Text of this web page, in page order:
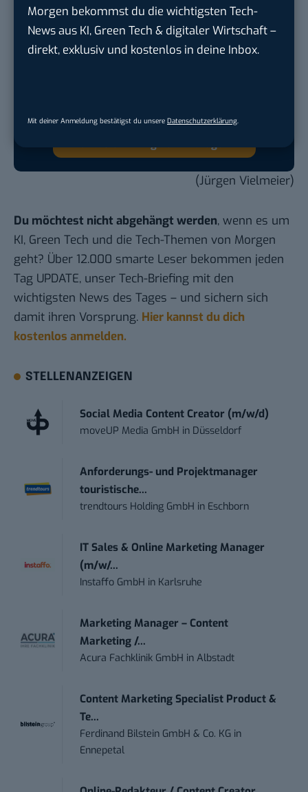
Morgen bekommst du die wichtigsten Tech-
News aus KI, Green Tech & digitaler Wirtschaft –
direkt, exklusiv und kostenlos in deine Inbox.
Mit deiner Anmeldung bestätigst du unsere Datenschutzerklärung
Google lässt dich jetzt selbst bestimmen,
welche Quellen du in der Suche häufiger
Tech-Journalismus unterstützen. Vielen Dank!
(Jürgen Vielmeier)
Du möchtest nicht abgehängt werden, wenn es um
KI, Green Tech und die Tech-Themen von Morgen
geht? Über 12.000 smarte Leser bekommen jeden
Tag UPDATE, unser Tech-Briefing mit den
wichtigsten News des Tages – und sichern sich
damit ihren Vorsprung. Hier kannst du dich
kostenlos anmelden.
STELLENANZEIGEN
Social Media Content Creator (m/w/d)
moveUP Media GmbH in Düsseldorf
Anforderungs- und Projektmanager
touristische...
trendtours Holding GmbH in Eschborn
IT Sales & Online Marketing Manager
(m/w/...
Instaffo GmbH in Karlsruhe
Marketing Manager – Content
Marketing /...
Acura Fachklinik GmbH inAlbstadt
Content Marketing Specialist Product &
Te...
Ferdinand Bilstein GmbH & Co. KG in
Ennepetal